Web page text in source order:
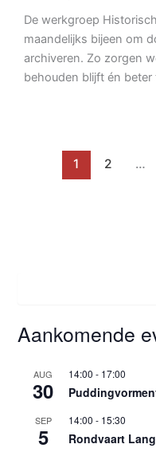
De werkgroep
maandelijks bijeen om
archiveren. Zo zorgen
behouden blijft én
1 2 …
Aankomende
AUG
30
14:00 - 17:00
SEP
5
14:00 - 15:30
Rondvaart